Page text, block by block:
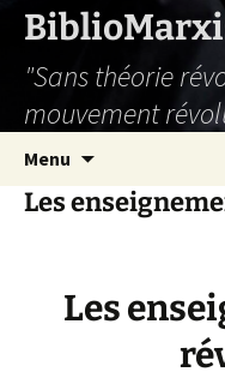
Aller
contenu
"Sans théorie
mouvement
Menu
Les
Les